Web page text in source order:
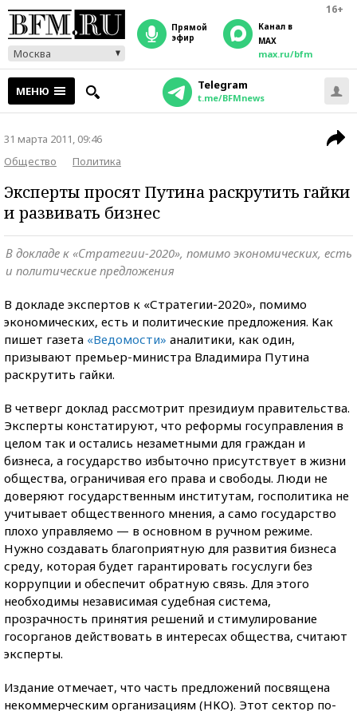
16+
Москва
прямой
эфир
Канал в
MAX
max.ru/bfm
МЕНЮ Telegram
t.me/BFMnews
31 марта 2011, 09:46
Общество
Политика
Эксперты просят Путина раскрутить гайки
и развивать бизнес
В докладе к «Стратегии-2020», помимо экономических, есть
и политические предложения
В докладе экспертов к «Стратегии-2020», помимо
экономических, есть и политические предложения. Как
пишет газета «Ведомости» аналитики, как один,
призывают премьер-министра Владимира Путина
раскрутить гайки.
В четверг доклад рассмотрит президиум правительства.
Эксперты констатируют, что реформы госуправления в
целом так и остались незаметными для граждан и
бизнеса, а государство избыточно присутствует в жизни
общества, ограничивая его права и свободы. Люди не
доверяют государственным институтам, госполитика не
учитывает общественного мнения, а само государство
плохо управляемо — в основном в ручном режиме.
Нужно создавать благоприятную для развития бизнеса
среду, которая будет гарантировать госуслуги без
коррупции и обеспечит обратную связь. Для этого
необходимы независимая судебная система,
прозрачность принятия решений и стимулирование
госорганов действовать в интересах общества, считают
эксперты.
Издание отмечает, что часть предложений посвящена
некоммерческим организациям (НКО). Этот сектор по-